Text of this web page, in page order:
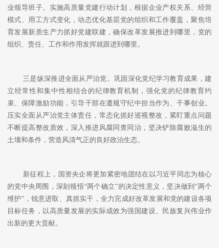
业领导班子。实施高质量党建行动计划，根据企业产权关系、经营
模式、用工方式变化，动态优化基层党的组织和工作覆盖，聚焦培
育发展新质生产力抓好党建联建，确保改革发展推进到哪里，党的
组织、责任、工作和作用发挥就跟进到哪里。
三是纵深推进全面从严治党。巩固深化党纪学习教育成果，建
立经常性和集中性相结合的纪律教育机制，强化党的纪律教育约
束、保障激励功能，引导干部在遵规守纪中担当作为、干事创业。
压实全面从严治党主体责任，常态化抓好巡视整改，紧盯重点问题
不断提高整改质效，深入推进风腐同查同治，坚决铲除腐败滋生的
土壤和条件，营造风清气正的良好政治生态。
新征程上，国资央企将更加紧密地团结在以习近平同志为核心
的党中央周围，深刻领悟“两个确立”的决定性意义，坚决做到“两个
维护”，锐意进取、真抓实干，全力完成好改革发展和党的建设各项
目标任务，以高质量发展的实际成效为强国建设、民族复兴伟业作
出新的更大贡献。